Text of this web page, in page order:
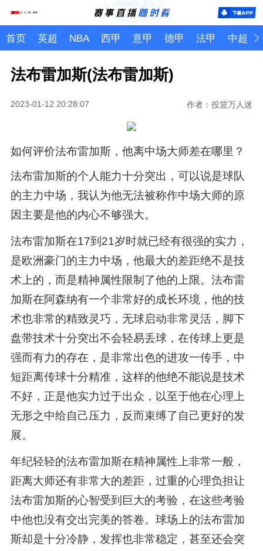
首页 英超 NBA 西甲 意甲 德甲 法甲 中超
法布雷加斯(法布雷加斯)
2023-01-12 20:28:07 作者：投篮万人迷
如何评价法布雷加斯，他离中场大师差在哪里？
法布雷加斯的个人能力十分突出，可以说是球队
的主力中场，我认为他无法被称作中场大师的原
因主要是他的内心不够强大。
法布雷加斯在17到21岁时就已经有很强的实力，
是欧洲豪门的主力中场，他最大的差距绝不是技
术上的，而是精神属性限制了他的上限。法布雷
加斯在阿森纳有一个非常好的成长环境，他的技
术也非常的精致灵巧，无球启动非常灵活，脚下
盘带技术十分突出不会轻易丢球，在传球上更是
强而有力的存在，是非常出色的进攻一传手，中
短距离传球十分精准，这样的他绝不能说是技术
不好，正是他实力过于出众，以至于他在心理上
无形之中给自己压力，反而束缚了自己更好的发
展。
年纪轻轻的法布雷加斯在精神属性上非常一般，
距离大师还有非常大的差距，过重的心理负担让
法布雷加斯的心智受到巨大的考验，在这些考验
中他也没有交出完美的答卷。球场上的法布雷加
斯却是十分冷静，发挥也非常稳定，甚至还会突